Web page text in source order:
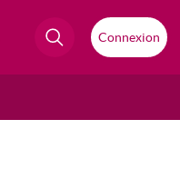
Connexion